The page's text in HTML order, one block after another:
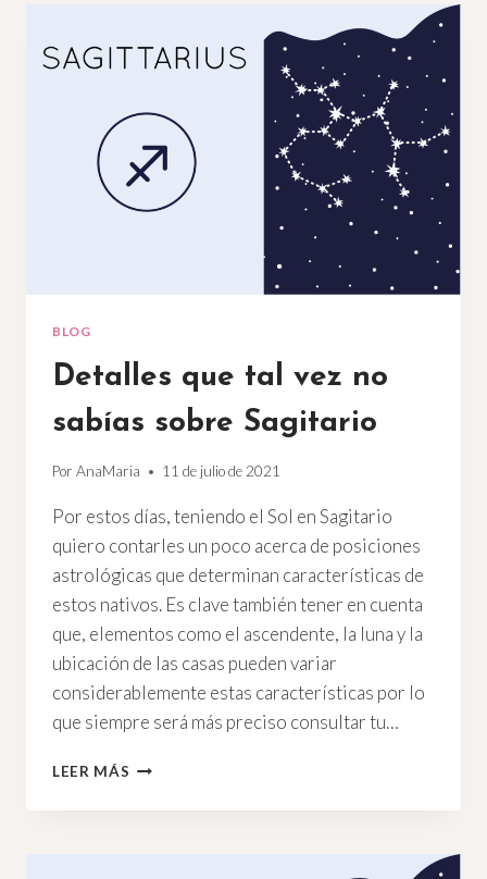
EXACTA
DE
BLOG
Detalles que tal vez no
sabías sobre Sagitario
Por AnaMaria 11 de julio de 2021
Por estos días, teniendo el Sol en Sagitario
quiero contarles un poco acerca de posiciones
astrológicas que determinan características de
estos nativos. Es clave también tener en cuenta
que, elementos como el ascendente, la luna y la
ubicación de las casas pueden variar
considerablemente estas características por lo
que siempre será más preciso consultar tu…
LEER MÁS DETALLES